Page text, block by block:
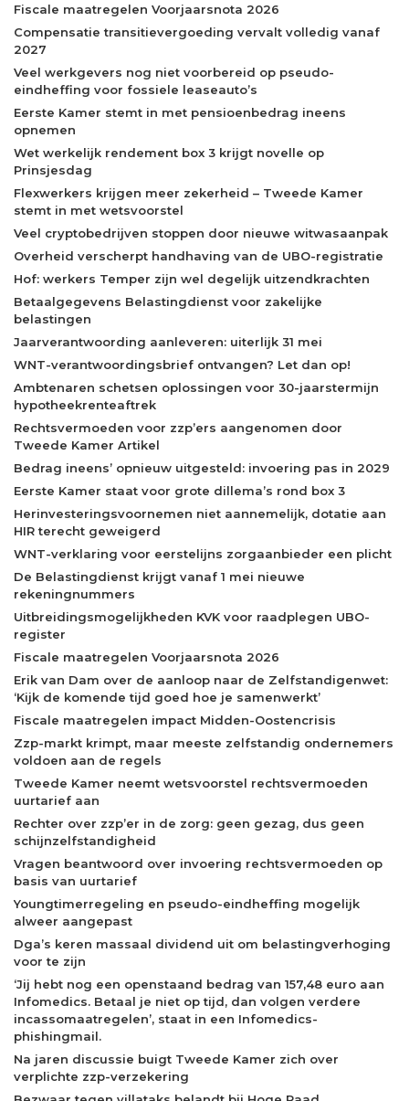
Fiscale maatregelen Voorjaarsnota 2026
Compensatie transitievergoeding vervalt volledig vanaf
2027
Veel werkgevers nog niet voorbereid op pseudo-
eindheffing voor fossiele leaseauto’s
Eerste Kamer stemt in met pensioenbedrag ineens
opnemen
Wet werkelijk rendement box 3 krijgt novelle op
Prinsjesdag
Flexwerkers krijgen meer zekerheid – Tweede Kamer
stemt in met wetsvoorstel
Veel cryptobedrijven stoppen door nieuwe witwasaanpak
Overheid verscherpt handhaving van de UBO-registratie
Hof: werkers Temper zijn wel degelijk uitzendkrachten
Betaalgegevens Belastingdienst voor zakelijke
belastingen
Jaarverantwoording aanleveren: uiterlijk 31 mei
WNT-verantwoordingsbrief ontvangen? Let dan op!
Ambtenaren schetsen oplossingen voor 30-jaarstermijn
hypotheekrenteaftrek
Rechtsvermoeden voor zzp’ers aangenomen door
Tweede Kamer Artikel
Bedrag ineens’ opnieuw uitgesteld: invoering pas in 2029
Eerste Kamer staat voor grote dillema’s rond box 3
Herinvesteringsvoornemen niet aannemelijk, dotatie aan
HIR terecht geweigerd
WNT-verklaring voor eerstelijns zorgaanbieder een plicht
De Belastingdienst krijgt vanaf 1 mei nieuwe
rekeningnummers
Uitbreidingsmogelijkheden KVK voor raadplegen UBO-
register
Fiscale maatregelen Voorjaarsnota 2026
Erik van Dam over de aanloop naar de Zelfstandigenwet:
‘Kijk de komende tijd goed hoe je samenwerkt’
Fiscale maatregelen impact Midden-Oostencrisis
Zzp-markt krimpt, maar meeste zelfstandig ondernemers
voldoen aan de regels
Tweede Kamer neemt wetsvoorstel rechtsvermoeden
uurtarief aan
Rechter over zzp’er in de zorg: geen gezag, dus geen
schijnzelfstandigheid
Vragen beantwoord over invoering rechtsvermoeden op
basis van uurtarief
Youngtimerregeling en pseudo-eindheffing mogelijk
alweer aangepast
Dga’s keren massaal dividend uit om belastingverhoging
voor te zijn
‘Jij hebt nog een openstaand bedrag van 157,48 euro aan
Infomedics. Betaal je niet op tijd, dan volgen verdere
incassomaatregelen’, staat in een Infomedics-
phishingmail.
Na jaren discussie buigt Tweede Kamer zich over
verplichte zzp-verzekering